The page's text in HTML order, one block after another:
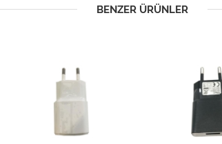
BENZER ÜRÜNLER